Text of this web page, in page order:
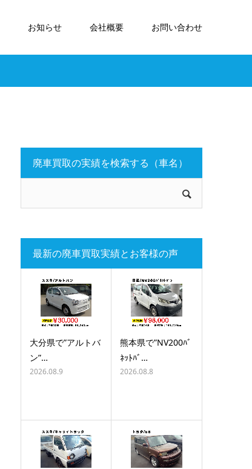
お知らせ 会社概要 お問い合わせ
廃車買取の実績を検索する（車名）
最新の廃車買取実績とお客様の声
大分県で”アルトバ
ン”…
2026.08.9
熊本県で”NV200ﾊﾞ
ﾈｯﾄﾊﾞ…
2026.08.8